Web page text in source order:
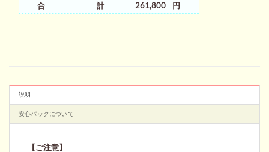
合 計 261,800円
説明
安心パックについて
【ご注意】